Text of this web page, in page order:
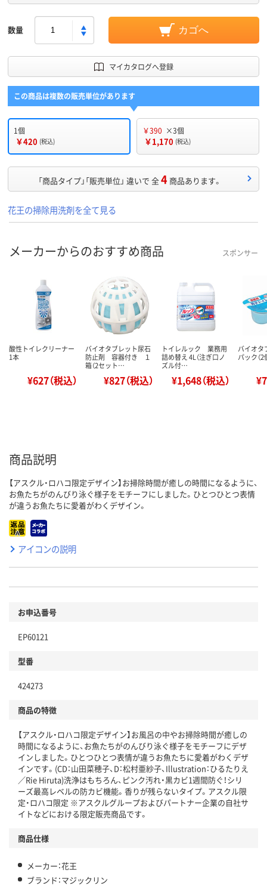
数量 カゴへ
マイカタログへ登録
この商品は複数の販売単位があります
1個
￥420 (税込)
￥390 ×3個
￥1,170 (税込)
「商品タイプ」「販売単位」 違いで 全4 商品あります。
花王の掃除用洗剤を全て見る
メーカーからのおすすめ商品 スポンサー
酸性トイレクリーナー
1本
¥627（税込）
バイオタブレット尿石
防止剤 容器付き １
箱（2セット…
¥827（税込）
トイレルック 業務用
詰め替え 4L（注ぎ口ノ
ズル付…
¥1,648（税込）
バイオ
パック（2
商品説明
【アスクル・ロハコ限定デザイン】お掃除時間が癒しの時間になるように、
お魚たちがのんびり泳ぐ様子をモチーフにしました。ひとつひとつ表情
が違うお魚たちに愛着がわくデザイン。
アイコンの説明
お申込番号
EP60121
型番
424273
商品の特徴
【アスクル・ロハコ限定デザイン】お風呂の中やお掃除時間が癒しの
時間になるように、お魚たちがのんびり泳ぐ様子をモチーフにデザ
インしました。ひとつひとつ表情が違うお魚たちに愛着がわくデザ
インです。(CD：山田菜穂子、D：松村亜紗子、Illustration：ひるたりえ
／Rie Hiruta)洗浄はもちろん、ピンク汚れ・黒カビ1週間防ぐ！シリ
ーズ最高レベルの防カビ機能。香りが残らないタイプ。アスクル限
定・ロハコ限定 ※アスクルグループおよびパートナー企業の自社サ
イトなどにおける限定販売商品です。
商品仕様
メーカー：花王
ブランド：マジックリン